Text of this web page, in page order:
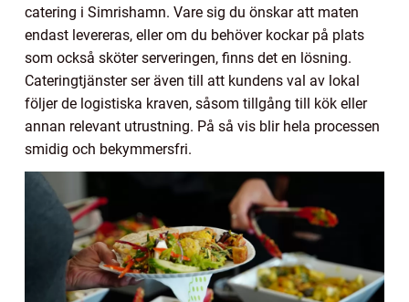
catering i Simrishamn. Vare sig du önskar att maten
endast levereras, eller om du behöver kockar på plats
som också sköter serveringen, finns det en lösning.
Cateringtjänster ser även till att kundens val av lokal
följer de logistiska kraven, såsom tillgång till kök eller
annan relevant utrustning. På så vis blir hela processen
smidig och bekymmersfri.